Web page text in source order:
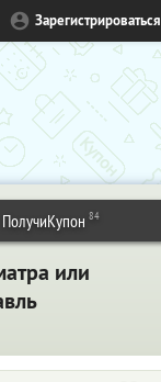
Зарегистрироваться
ПолучиКупон 84
или